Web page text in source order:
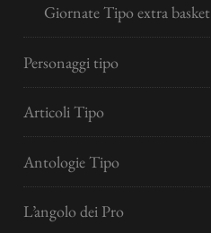
Giornate Tipo extra basket
Personaggi tipo
Articoli Tipo
Antologie Tipo
L’angolo dei Pro